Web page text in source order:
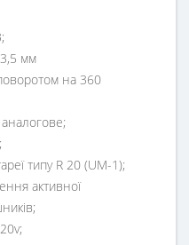
мм
на 360
типу R 20 (UM-1);
активної